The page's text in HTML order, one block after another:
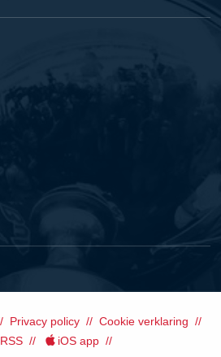
Privacy policy
Cookie verklaring
RSS
iOS app